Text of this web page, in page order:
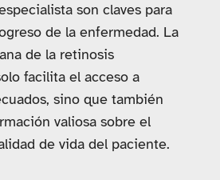
son claves para
de la enfermedad. La
de la retinosis
facilita el acceso a
sino que también
valiosa sobre el
de vida del paciente.